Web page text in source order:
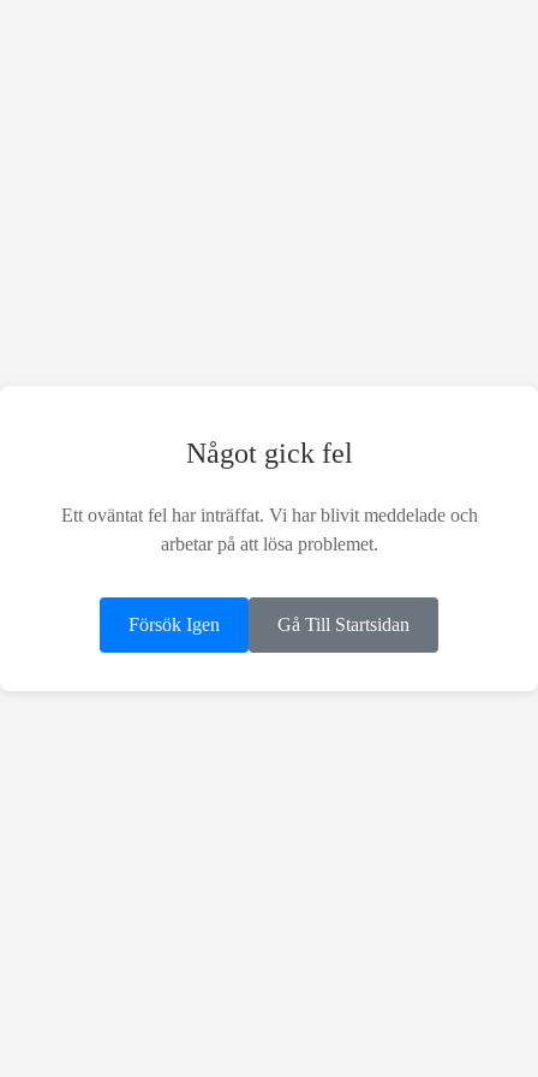
Något gick fel
Ett oväntat fel har inträffat. Vi har blivit meddelade och
arbetar på att lösa problemet.
Försök Igen Gå Till Startsidan